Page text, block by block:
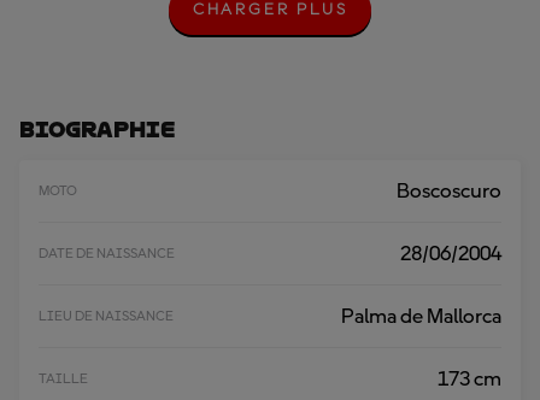
C
H
CHARGER PLUS
Biographie
MOTO Boscoscuro
DATE DE NAISSANCE 28/06/2004
LIEU DE NAISSANCE Palma de Mallorca
TAILLE 173 cm